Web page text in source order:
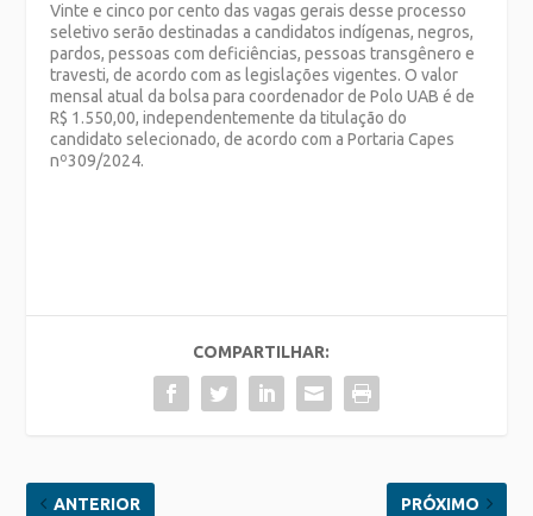
Vinte e cinco por cento das vagas gerais desse processo
seletivo serão destinadas a candidatos indígenas, negros,
pardos, pessoas com deficiências, pessoas transgênero e
travesti, de acordo com as legislações vigentes. O valor
mensal atual da bolsa para coordenador de Polo UAB é de
R$ 1.550,00, independentemente da titulação do
candidato selecionado, de acordo com a Portaria Capes
nº309/2024.
COMPARTILHAR:
ANTERIOR PRÓXIMO